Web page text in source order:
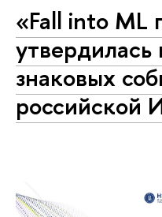
«Fall into ML
знаковых
российской